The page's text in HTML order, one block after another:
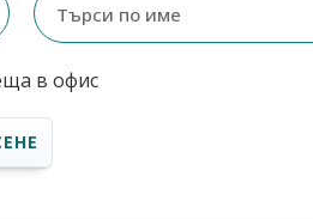
в офис